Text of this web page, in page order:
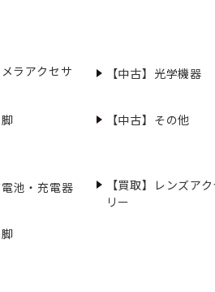
ラアクセサ 【中古】光学機器
【中古】その他
池・充電器
【買取】レンズア
リー